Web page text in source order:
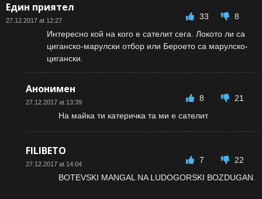
Един приятел
27.12.2017 at 12:27 33
8
Интересно кой на кого е сателит сега. Локото ли са
циганско-марулски отбор или Бероето са марулско-
цигански.
Анонимен
27.12.2017 at 13:39 8
21
На майка ти катеричка та ми е сателит
FILIBETO
27.12.2017 at 14:04 7
22
BOTEVSKI MANGAL NA LUDOGORSKI BOZDUGAN.